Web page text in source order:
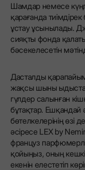
Шамдар немесе
қарағанда
ұстау ұсынылады.
сияқты фонда
бәсекелесетін
Дасталды
жақсы шыны
гүлдер салынған
бұтақтар.
бөтелкелерінің өзі
әсіресе LEX by
француз
қойыңыз, оның
екенін елестетіп